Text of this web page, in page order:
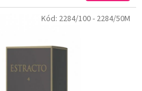
Kód: 2284/100- 2284/50M